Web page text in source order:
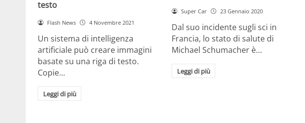
testo
Flash News 4 Novembre 2021
Un sistema di intelligenza
artificiale può creare immagini
basate su una riga di testo.
Copie…
Leggi di più
Super Car 23 Gennaio 2020
Dal suo incidente sugli sci in
Francia, lo stato di salute di
Michael Schumacher è…
Leggi di più